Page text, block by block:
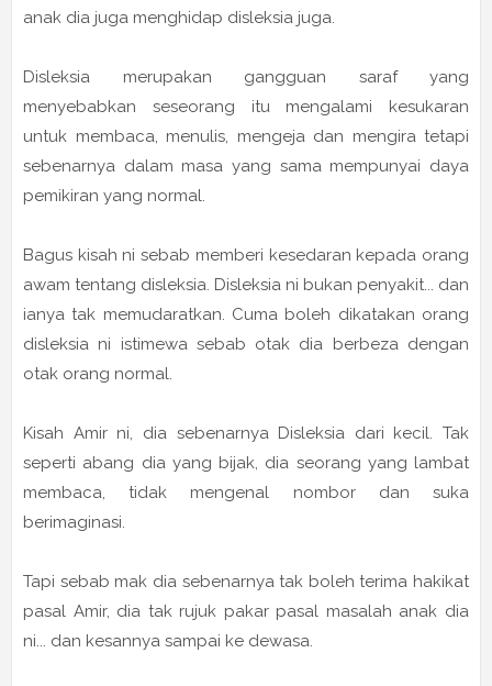
anak dia juga menghidap disleksia juga.
Disleksia merupakan gangguan saraf yang
menyebabkan seseorang itu mengalami kesukaran
untuk membaca, menulis, mengeja dan mengira tetapi
sebenarnya dalam masa yang sama mempunyai daya
pemikiran yang normal.
Bagus kisah ni sebab memberi kesedaran kepada orang
awam tentang disleksia. Disleksia ni bukan penyakit... dan
ianya tak memudaratkan. Cuma boleh dikatakan orang
disleksia ni istimewa sebab otak dia berbeza dengan
otak orang normal.
Kisah Amir ni, dia sebenarnya Disleksia dari kecil. Tak
seperti abang dia yang bijak, dia seorang yang lambat
membaca, tidak mengenal nombor dan suka
berimaginasi.
Tapi sebab mak dia sebenarnya tak boleh terima hakikat
pasal Amir, dia tak rujuk pakar pasal masalah anak dia
ni... dan kesannya sampai ke dewasa.